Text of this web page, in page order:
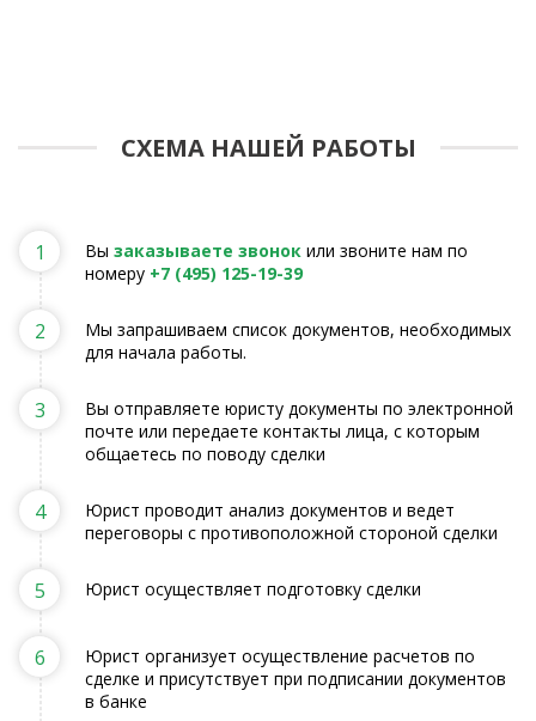
СХЕМА НАШЕЙ РАБОТЫ
1 Вы заказываете звонок или звоните нам по
номеру +7 (495) 125-19-39
2
Мы запрашиваем список документов, необходимых
для начала работы.
3
Вы отправляете юристу документы по электронной
почте или передаете контакты лица, с которым
общаетесь по поводу сделки
4
Юрист проводит анализ документов и ведет
переговоры с противоположной стороной сделки
5 Юрист осуществляет подготовку сделки
6
Юрист организует осуществление расчетов по
сделке и присутствует при подписании документов
в банке